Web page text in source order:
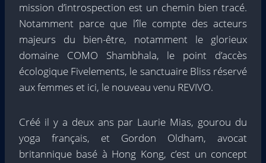
mission d’introspection est un chemin bien tracé.
Notamment parce que l’île compte des acteurs
majeurs du bien-être, notamment le glorieux
domaine COMO Shambhala, le point d’accès
écologique Fivelements, le sanctuaire Bliss réservé
aux femmes et ici, le nouveau venu REVIVO.
Créé il y a deux ans par Laurie Mias, gourou du
yoga français, et Gordon Oldham, avocat
britannique basé à Hong Kong, c’est un concept